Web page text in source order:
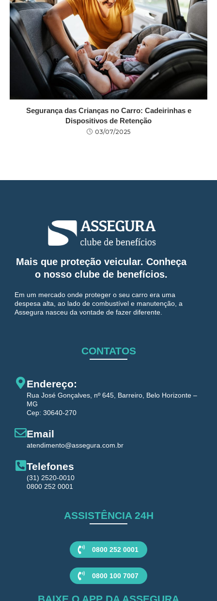
Segurança das Crianças no Carro: Cadeirinhas e
Dispositivos de Retenção
03/07/2025
Mais que proteção veicular. Conheça
o nosso clube de benefícios.
Em um mercado onde proteger o seu carro era uma
despesa alta, ao lado de combustível e manutenção, a
Assegura nasceu da vontade de fazer diferente.
CONTATOS
Endereço:
Rua José Gonçalves, nº 645, Barreiro, Belo Horizonte –
MG
Cep: 30640-270
Email
atendimento@assegura.com.br
Telefones
(31) 2520-0010
0800 252 0001
ASSISTÊNCIA 24H
0800 252 0001
0800 100 7007